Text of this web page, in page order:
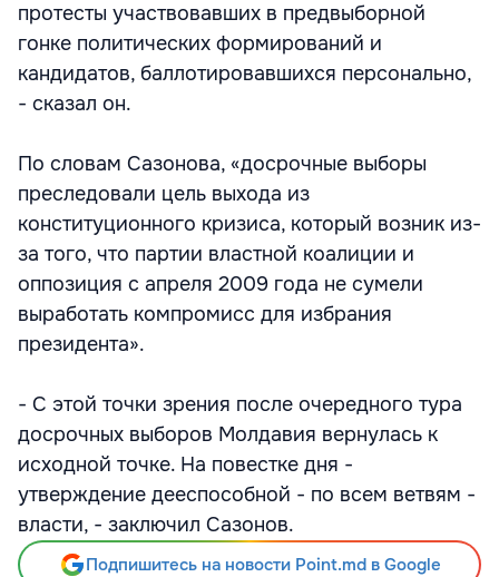
протесты участвовавших в предвыборной
гонке политических формирований и
кандидатов, баллотировавшихся персонально,
- сказал он.
По словам Сазонова, «досрочные выборы
преследовали цель выхода из
конституционного кризиса, который возник из-
за того, что партии властной коалиции и
оппозиция с апреля 2009 года не сумели
выработать компромисс для избрания
президента».
- С этой точки зрения после очередного тура
досрочных выборов Молдавия вернулась к
исходной точке. На повестке дня -
утверждение дееспособной - по всем ветвям -
власти, - заключил Сазонов.
Подпишитесь на новости Point.md в Google